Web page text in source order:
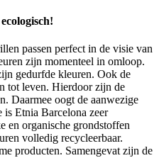
passen perfect in de visie van
zijn momenteel in omloop.
gedurfde kleuren. Ook de
tot leven. Hierdoor zijn de
Daarmee oogt de aanwezige
Etnia Barcelona zeer
en organische grondstoffen
volledig recycleerbaar.
producten. Samengevat zijn de